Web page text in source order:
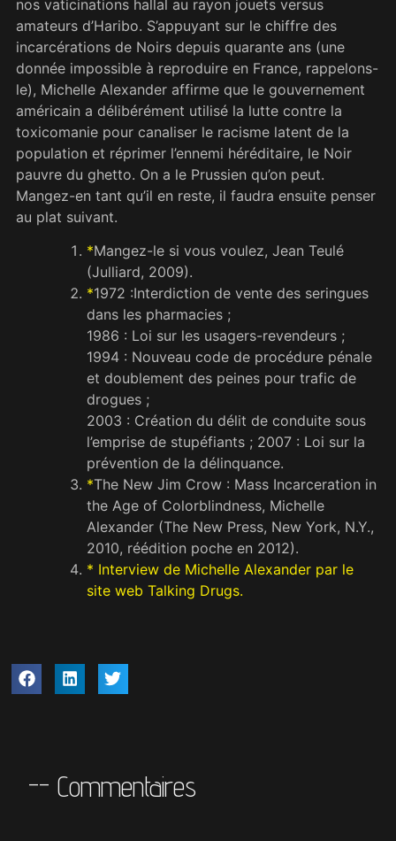
nos vaticinations hallal au rayon jouets versus
amateurs d’Haribo. S’appuyant sur le chiffre des
incarcérations de Noirs depuis quarante ans (une
donnée impossible à reproduire en France, rappelons-
le), Michelle Alexander affirme que le gouvernement
américain a délibérément utilisé la lutte contre la
toxicomanie pour canaliser le racisme latent de la
population et réprimer l’ennemi héréditaire, le Noir
pauvre du ghetto. On a le Prussien qu’on peut.
Mangez-en tant qu’il en reste, il faudra ensuite penser
au plat suivant.
*Mangez-le si vous voulez, Jean Teulé
(Julliard, 2009).
*1972 :Interdiction de vente des seringues
dans les pharmacies ;
1986 : Loi sur les usagers-revendeurs ;
1994 : Nouveau code de procédure pénale
et doublement des peines pour trafic de
drogues ;
2003 : Création du délit de conduite sous
l’emprise de stupéfiants ; 2007 : Loi sur la
prévention de la délinquance.
*The New Jim Crow : Mass Incarceration in
the Age of Colorblindness, Michelle
Alexander (The New Press, New York, N.Y.,
2010, réédition poche en 2012).
* Interview de Michelle Alexander par le
site web Talking Drugs.
-- Commentaires